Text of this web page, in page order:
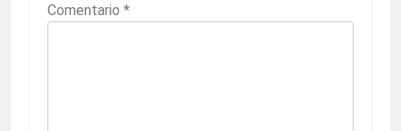
Comentario *